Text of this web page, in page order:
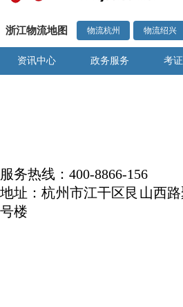
浙江物流地图 物流杭州 物流绍兴
资讯中心 政务服务 考